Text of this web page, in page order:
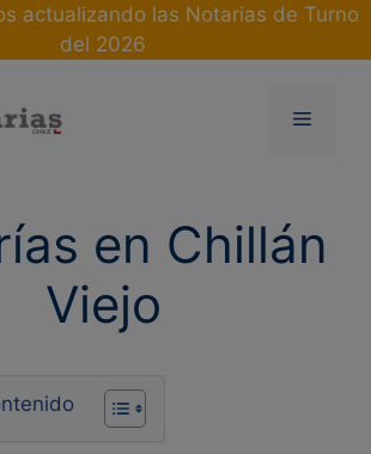
actualizando las Notarias de Turno
del 2026
Menu
en Chillán
Viejo